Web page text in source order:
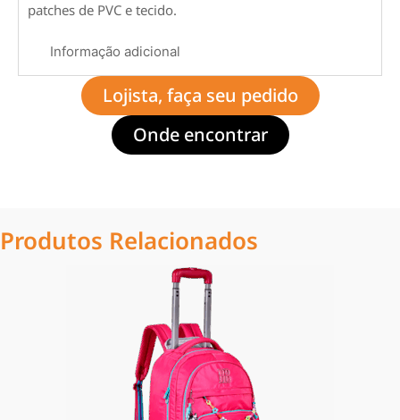
Informação adicional
patches de PVC e tecido.
Lojista, faça seu pedido
Onde encontrar
Produtos Relacionados